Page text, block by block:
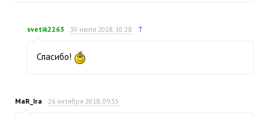
svetik2263 30 июля 2018, 10:28 ↑
Спасибо!
MaR_Ira 26 октября 2018, 09:55